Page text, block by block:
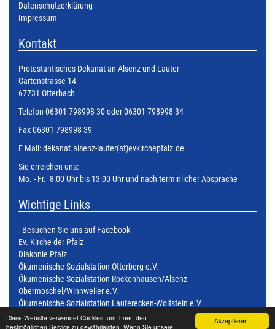
Akzeptieren!
Diese Website verwendet Cookies, um Ihnen den
bestmöglichen Service zu gewährleisten. Wenn Sie unsere
Datenschutzerklärung
Impressum
Kontakt
Protestantisches Dekanat an Alsenz und Lauter
Gartenstrasse 14
67731 Otterbach
Telefon 06301-798998-30 oder 06301-798998-34
Fax 06301-798998-39
E Mail:dekanat.alsenz-lauter(at)evkirchepfalz.de
Sie erreichen uns:
Mo. - Fr. 8:00 Uhr bis 13:00 Uhr und nach terminlicher Absprache
Wichtige Links
Besuchen Sie uns auf Facebook
Ev. Kirche der Pfalz
Diakonie Pfalz
Ökumenische Sozialstation Otterberg e.V.
Ökumenische Sozialstation Rockenhausen/Alsenz-
Obermoschel/Winnweiler e.V.
Ökumenische Sozialstation Lauterecken-Wolfstein e.V.
Ökumenische Sozialstation Kusel - Altenglan e.V.